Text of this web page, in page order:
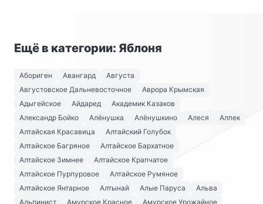
Ещё в категории: Яблоня
Абориген Авангард
Августа
Августовское Дальневосточное
Аврора Крымская
Адыгейское
Айдаред
Академик Казаков
Александр Бойко
Алёнушка Алёнушкино Алеся
Алпек
Алтайская Красавица
Алтайский Голубок
Алтайское Багряное
Алтайское Бархатное
Алтайское Зимнее
Алтайское Крапчатое
Алтайское Пурпуровое
Алтайское Румяное
Алтайское Янтарное
Алтынай Алые Паруса
Альва
Альпинист
Амурское Красное
Амурское Урожайное